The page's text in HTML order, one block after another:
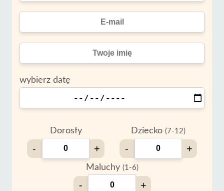
wybierz datę
Dorosły
- +
Dziecko (7-12)
- +
Maluchy (1-6)
- +